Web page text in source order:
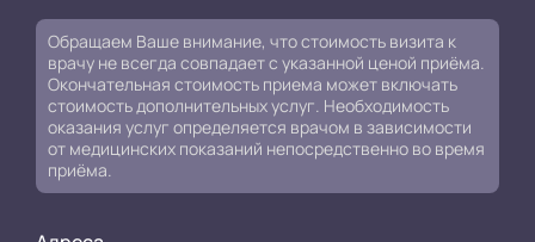
Обращаем Ваше внимание, что стоимость визита к
врачу не всегда совпадает с указанной ценой приёма.
Окончательная стоимость приема может включать
стоимость дополнительных услуг. Необходимость
оказания услуг определяется врачом в зависимости
от медицинских показаний непосредственно во время
приёма.